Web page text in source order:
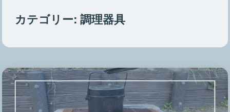
カテゴリー: 調理器具